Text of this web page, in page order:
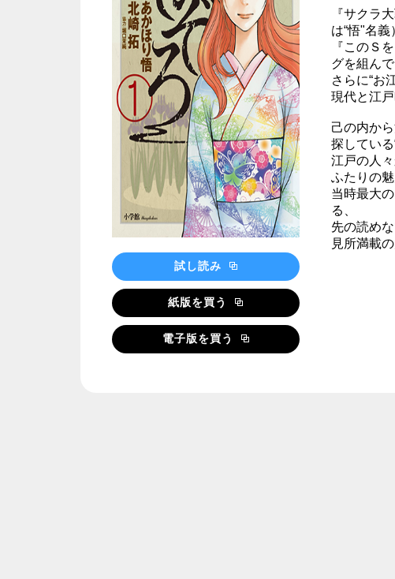
試し読み
紙版を買う
電子版を買う
『サクラ
は“悟"名義
『このＳ
グを組んで
さらに“お
現代と江
己の内か
探してい
江戸の人
ふたりの
当時最大
る、
先の読め
見所満載